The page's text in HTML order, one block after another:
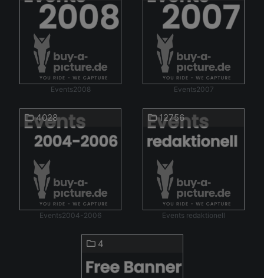
Events2008 Events2007
4028
Events2004-2006
12756
Events redaktionell
4